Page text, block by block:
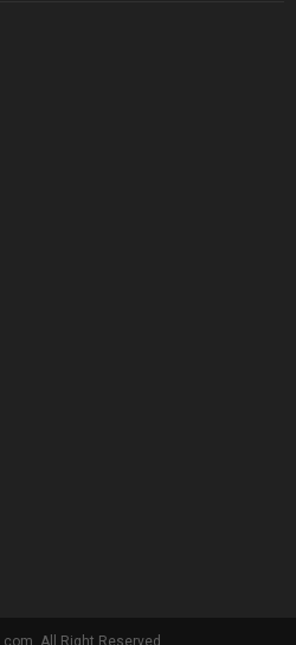
All Right Reserved.